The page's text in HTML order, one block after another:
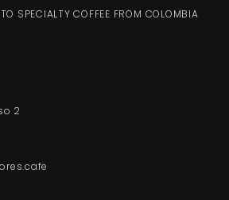
SPECIALTY COFFEE FROM COLOMBIA
2